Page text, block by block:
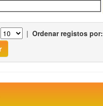
| Ordenar registos por: